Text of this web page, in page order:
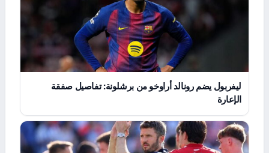
ليفربول يضم رونالد أراوخو من برشلونة: تفاصيل صفقة
الإعارة